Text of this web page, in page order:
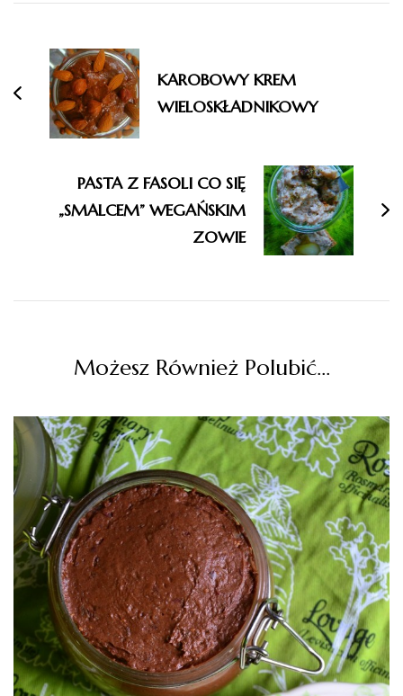
wpisu
KAROBOWY KREM
WIELOSKŁADNIKOWY
PASTA Z FASOLI CO SIĘ
„SMALCEM” WEGAŃSKIM
ZOWIE
Możesz Również Polubić…